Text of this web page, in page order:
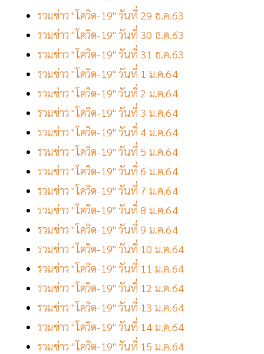
รวมข่าว "โควิด-19" วันที่ 29 ธ.ค.63
รวมข่าว "โควิด-19" วันที่ 30 ธ.ค.63
รวมข่าว "โควิด-19" วันที่ 31 ธ.ค.63
รวมข่าว "โควิด-19" วันที่ 1 ม.ค.64
รวมข่าว "โควิด-19" วันที่ 2 ม.ค.64
รวมข่าว "โควิด-19" วันที่ 3 ม.ค.64
รวมข่าว "โควิด-19" วันที่ 4 ม.ค.64
รวมข่าว "โควิด-19" วันที่ 5 ม.ค.64
รวมข่าว "โควิด-19" วันที่ 6 ม.ค.64
รวมข่าว "โควิด-19" วันที่ 7 ม.ค.64
รวมข่าว "โควิด-19" วันที่ 8 ม.ค.64
รวมข่าว "โควิด-19" วันที่ 9 ม.ค.64
รวมข่าว "โควิด-19" วันที่ 10 ม.ค.64
รวมข่าว "โควิด-19" วันที่ 11 ม.ค.64
รวมข่าว "โควิด-19" วันที่ 12 ม.ค.64
รวมข่าว "โควิด-19" วันที่ 13 ม.ค.64
รวมข่าว "โควิด-19" วันที่ 14 ม.ค.64
รวมข่าว "โควิด-19" วันที่ 15 ม.ค.64